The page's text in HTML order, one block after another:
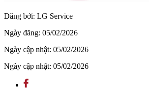
Đăng bởi: LG Service
Ngày đăng: 05/02/2026
Ngày cập nhật: 05/02/2026
Ngày cập nhật: 05/02/2026